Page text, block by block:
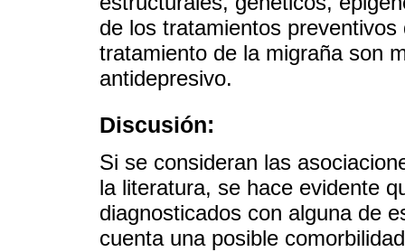
de los tratamientos
tratamiento de la migraña son
antidepresivo.
Discusión:
Si se consideran las
la literatura, se hace evidente
diagnosticados con alguna de
cuenta una posible